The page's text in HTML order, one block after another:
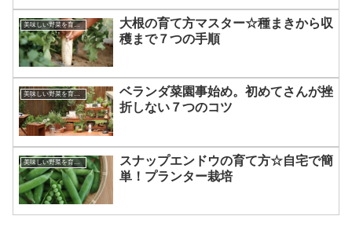
美味しい野菜を育てるコツ
大根の育て方マスター☆種まきから収
穫まで７つの手順
美味しい野菜を育てるコツ
ベランダ菜園事始め。初めてさんが挫
折しない７つのコツ
美味しい野菜を育てるコツ
スナップエンドウの育て方☆自宅で簡
単！プランター栽培